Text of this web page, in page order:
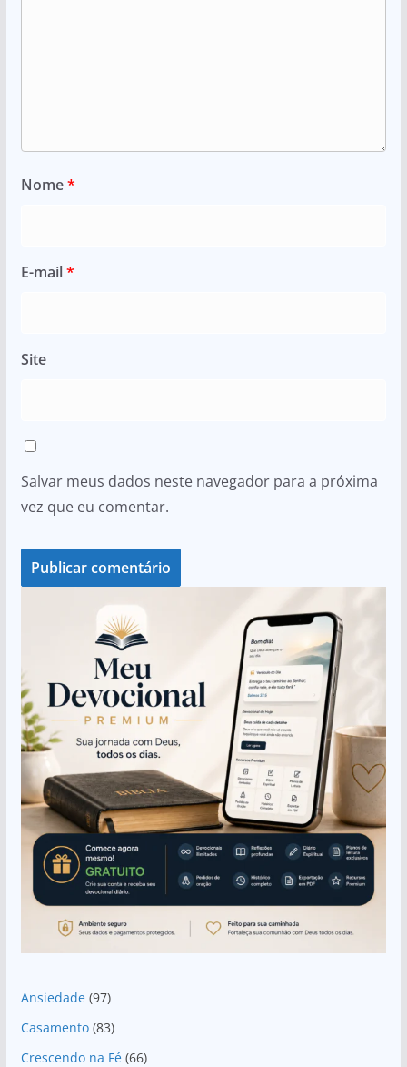
Nome*
E-mail*
Site
Salvar meus dados neste navegador para a próxima
vez que eu comentar.
Ansiedade(97)
Casamento(83)
Crescendo na Fé(66)